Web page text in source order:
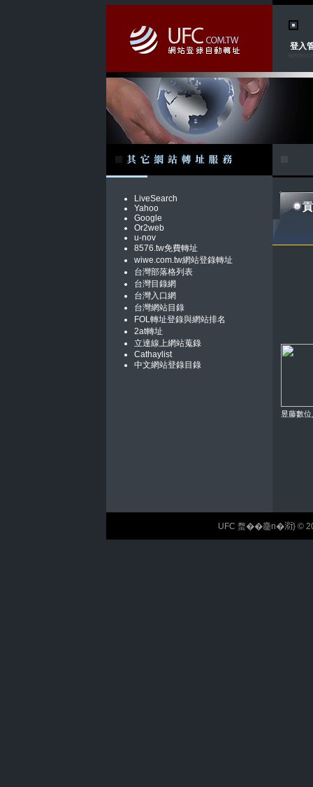
登入
LiveSearch
Yahoo
Google
Or2web
u-nov
8576.tw免費轉址
wiwe.com.tw網站登錄轉址
台灣部落格列表
台灣目錄網
台灣入口網
台灣網站目錄
FOL轉址登錄與網站排名
2at轉址
立達線上網站蒐錄
Cathaylist
中文網站登錄目錄
昱藤數
UFC 蝥��麢n�𣶹} ©